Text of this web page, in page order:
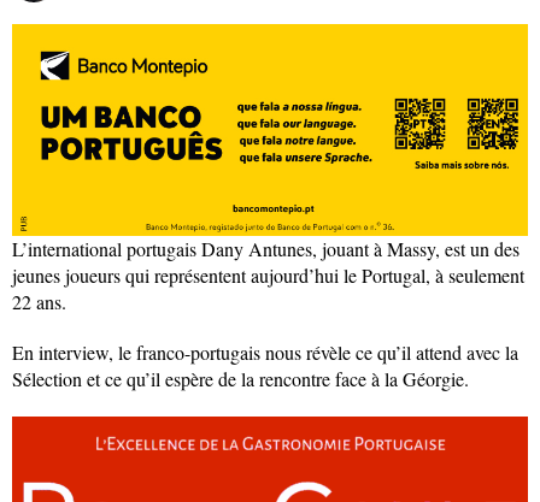
L’international portugais Dany Antunes, jouant à Massy, est un des
jeunes joueurs qui représentent aujourd’hui le Portugal, à seulement
22 ans.
En interview, le franco-portugais nous révèle ce qu’il attend avec la
Sélection et ce qu’il espère de la rencontre face à la Géorgie.